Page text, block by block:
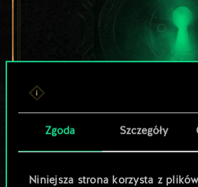
Zgoda Szczegóły
Niniejsza strona korzysta z
Lubisz grać
Pomóż